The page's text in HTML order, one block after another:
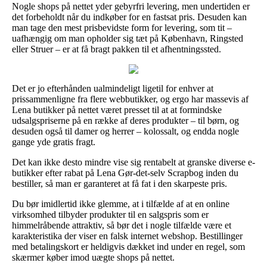
Nogle shops på nettet yder gebyrfri levering, men undertiden er
det forbeholdt når du indkøber for en fastsat pris. Desuden kan
man tage den mest prisbevidste form for levering, som tit –
uafhængig om man opholder sig tæt på København, Ringsted
eller Struer – er at få bragt pakken til et afhentningssted.
Det er jo efterhånden ualmindeligt ligetil for enhver at
prissammenligne fra flere webbutikker, og ergo har massevis af
Lena butikker på nettet været presset til at at formindske
udsalgspriserne på en række af deres produkter – til børn, og
desuden også til damer og herrer – kolossalt, og endda nogle
gange yde gratis fragt.
Det kan ikke desto mindre vise sig rentabelt at granske diverse e-
butikker efter rabat på Lena Gør-det-selv Scrapbog inden du
bestiller, så man er garanteret at få fat i den skarpeste pris.
Du bør imidlertid ikke glemme, at i tilfælde af at en online
virksomhed tilbyder produkter til en salgspris som er
himmelråbende attraktiv, så bør det i nogle tilfælde være et
karakteristika der viser en falsk internet webshop. Bestillinger
med betalingskort er heldigvis dækket ind under en regel, som
skærmer køber imod uægte shops på nettet.